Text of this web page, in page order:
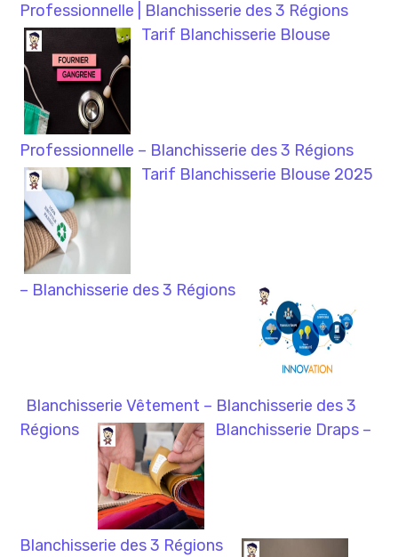
Professionnelle | Blanchisserie des 3 Régions
Tarif Blanchisserie Blouse
Professionnelle – Blanchisserie des 3 Régions
Tarif Blanchisserie Blouse 2025
– Blanchisserie des 3 Régions
Blanchisserie Vêtement – Blanchisserie des 3
Régions
Blanchisserie Draps –
Blanchisserie des 3 Régions